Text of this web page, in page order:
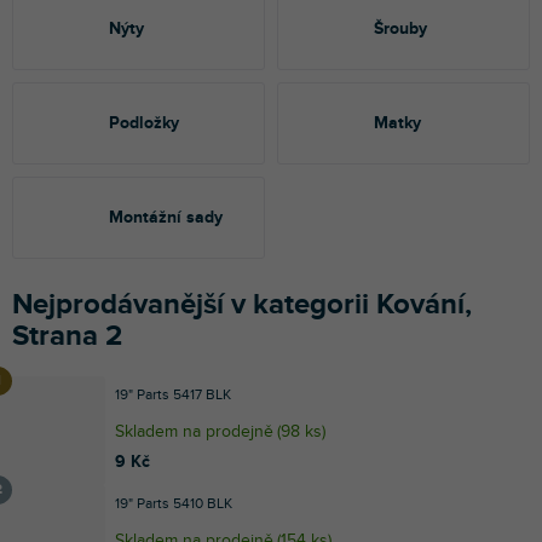
Nýty Šrouby
Podložky Matky
Montážní sady
Nejprodávanější v kategorii Kování,
Strana 2
19" Parts 5417 BLK
Skladem na prodejně (98 ks)
9 Kč
19" Parts 5410 BLK